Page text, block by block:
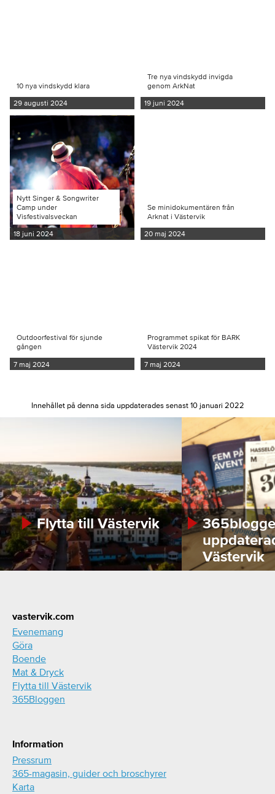
10 nya vindskydd klara
29 augusti 2024
Tre nya vindskydd invigda
genom ArkNat
19 juni 2024
Nytt Singer & Songwriter
Camp under
Visfestivalsveckan
18 juni 2024
Se minidokumentären från
Arknat i Västervik
20 maj 2024
Outdoorfestival för sjunde
gången
7 maj 2024
Programmet spikat för BARK
Västervik 2024
7 maj 2024
Innehållet på denna sida uppdaterades senast 10 januari 2022
Flytta till Västervik
Västervik
Footer
vastervik.com
Evenemang
Göra
Boende
Mat & Dryck
Flytta till Västervik
365Bloggen
Information
Pressrum
365-magasin, guider och broschyrer
Karta